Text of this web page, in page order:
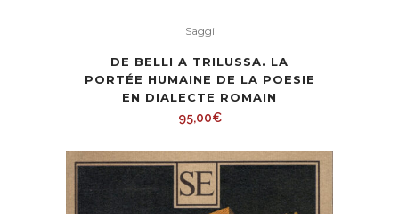
Saggi
DE BELLI A TRILUSSA. LA
PORTÉE HUMAINE DE LA POESIE
EN DIALECTE ROMAIN
95,00€